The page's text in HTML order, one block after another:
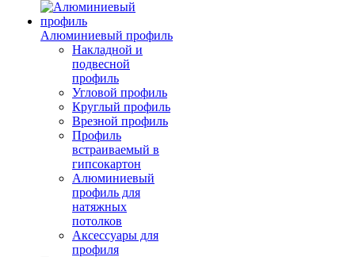
Алюминиевый профиль
Накладной и
подвесной
профиль
Угловой профиль
Круглый профиль
Врезной профиль
Профиль
встраиваемый в
гипсокартон
Алюминиевый
профиль для
натяжных
потолков
Аксессуары для
профиля